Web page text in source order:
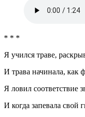
* * *
Я учился траве,
И трава начинала, как
Я ловил соответствие
И когда запевала свой